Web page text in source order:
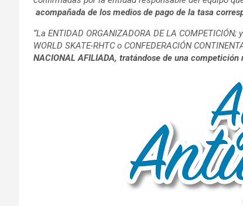
acompañada de los medios de pago de la tasa
“La ENTIDAD ORGANIZADORA DE LA
WORLD SKATE-RHTC o CONFEDERACIÓN
NACIONAL AFILIADA, tratándose de una competición